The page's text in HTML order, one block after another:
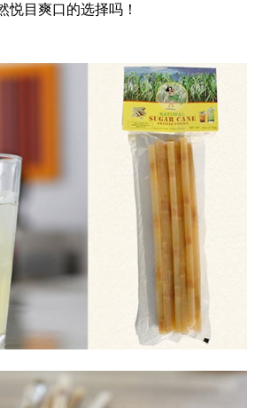
悦目爽口的选择吗！